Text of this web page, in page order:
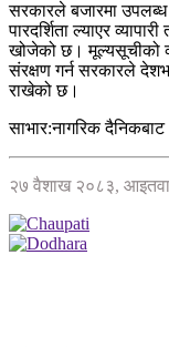
सरकारले बजारमा
पारदर्शिता ल्याएर
खोजेको छ। मूल्यसूचीको
संरक्षण गर्न सरकारले
राखेको छ।
साभार:नागरिक दैनिकबाट
२७ वैशाख २०८३,